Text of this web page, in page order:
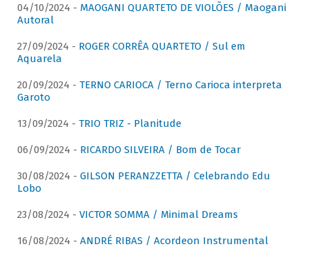
04/10/2024 - MAOGANI QUARTETO DE VIOLÕES / Maogani
Autoral
27/09/2024 - ROGER CORRÊA QUARTETO / Sul em
Aquarela
20/09/2024 - TERNO CARIOCA / Terno Carioca interpreta
Garoto
13/09/2024 - TRIO TRIZ - Planitude
06/09/2024 - RICARDO SILVEIRA / Bom de Tocar
30/08/2024 - GILSON PERANZZETTA / Celebrando Edu
Lobo
23/08/2024 - VICTOR SOMMA / Minimal Dreams
16/08/2024 - ANDRÉ RIBAS / Acordeon Instrumental